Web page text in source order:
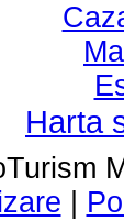
Harta